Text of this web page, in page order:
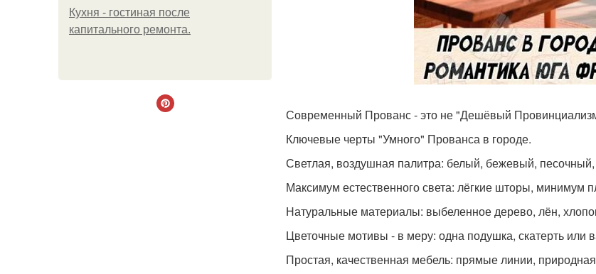
Кухня - гостиная после
капитального ремонта.
Современный Прованс - это не "Дешёвый
Ключевые черты "Умного" Прованса в городе.
Светлая, воздушная палитра: белый, бежевый, песочный,
Максимум естественного света: лёгкие шторы, минимум
Натуральные материалы: выбеленное дерево, лён,
Цветочные мотивы - в меру: одна подушка, скатерть или
Простая, качественная мебель: прямые линии,